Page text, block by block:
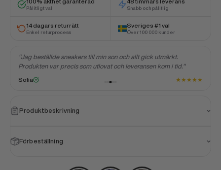
100% äkthet garanterad
Pålitligt val
48 timmars leverans
Snabb och pålitlig
14 dagars returrätt
Enkel returprocess
Sveriges #1 val
Över 100 000 kunder
"Jag beställde sneakers till min son och allt gick utmärkt.
Produkten var precis som utlovat och leveransen kom i tid."
Sofia ★★★★★
Produktbeskrivning
Förbeställning